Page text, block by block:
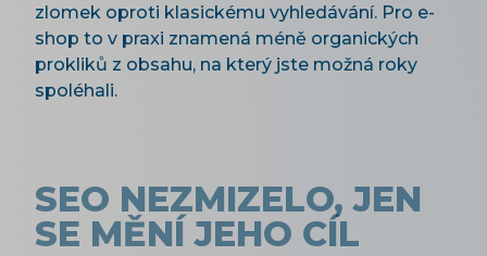
zlomek oproti klasickému vyhledávání. Pro e-
shop to v praxi znamená méně organických
prokliků z obsahu, na který jste možná roky
spoléhali.
SEO NEZMIZELO, JEN
SE MĚNÍ JEHO CÍL